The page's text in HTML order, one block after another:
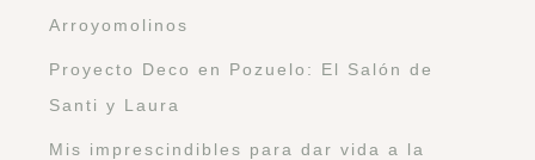
Arroyomolinos
Proyecto Deco en Pozuelo: El Salón de
Santi y Laura
Mis imprescindibles para dar vida a la